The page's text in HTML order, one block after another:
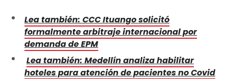
Lea también: CCC Ituango solicitó
formalmente arbitraje internacional por
demanda de EPM
Lea también: Medellín analiza habilitar
hoteles para atención de pacientes no Covid